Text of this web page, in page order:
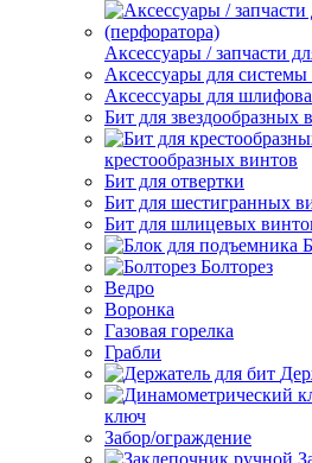
Аксессуары / запчасти
Аксессуары для
Аксессуары для
Бит для звездообразных
крестообразных винтов
Бит для отвертки
Бит для шестигранных
Бит для шлицевых
Болторез
Ведро
Воронка
Газовая горелка
Грабли
ключ
Забор/ограждение